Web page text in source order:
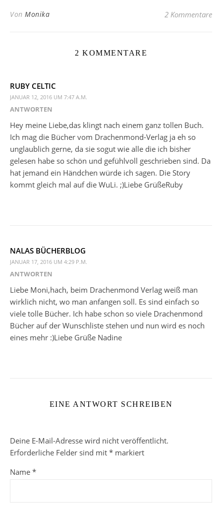
Von Monika 2 Kommentare
2 KOMMENTARE
RUBY CELTIC
JANUAR 12, 2016 UM 7:47 A.M.
ANTWORTEN
Hey meine Liebe,das klingt nach einem ganz tollen Buch.
Ich mag die Bücher vom Drachenmond-Verlag ja eh so
unglaublich gerne, da sie sogut wie alle die ich bisher
gelesen habe so schön und gefühlvoll geschrieben sind. Da
hat jemand ein Händchen würde ich sagen. Die Story
kommt gleich mal auf die WuLi. ;)Liebe GrüßeRuby
NALAS BÜCHERBLOG
JANUAR 17, 2016 UM 4:29 P.M.
ANTWORTEN
Liebe Moni,hach, beim Drachenmond Verlag weiß man
wirklich nicht, wo man anfangen soll. Es sind einfach so
viele tolle Bücher. Ich habe schon so viele Drachenmond
Bücher auf der Wunschliste stehen und nun wird es noch
eines mehr :)Liebe Grüße Nadine
EINE ANTWORT SCHREIBEN
Deine E-Mail-Adresse wird nicht veröffentlicht.
Erforderliche Felder sind mit * markiert
Name *